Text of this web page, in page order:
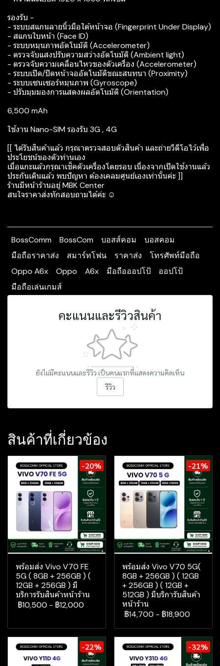
รองรับ -
- ระบบสแกนลายนิ้วมือใต้หน้าจอ (Fingerprint Under Display)
- สแกนใบหน้า (Face ID)
- ระบบหมุนภาพอัตโนมัติ (Accelerometer)
- ตรวจจับแสงปรับความสว่างอัตโนมัติ (Ambient light)
- ตรวจจับความเคลื่อนไหวของตัวเครื่อง (Accelerometer)
- ระบบเปิด/ปิดหน้าจออัตโนมัติขณะสนทนา (Proximity)
- ระบบเซนเซอร์หมุนภาพ (Gyroscope)
- ปรับมุมมองการแสดงผลอัตโนมัติ (Orientation)
6,500 mAh
ใช้งาน Nano-SIM รองรับ 3G , 4G
[[ ได้รับสินค้าแล้ว กรุณาตรวจสอบตัวสินค้า และถ่ายวีดีโอไว้เพื่อ
ประโยชน์ของตัวท่านเอง
เมื่อแกะแล้วกรุณาเช็คตัวเครื่องโดยรอบ เนื่องจากเปิดใช้งานแล้ว
ประกันเดินแล้ว พบปัญหา ต้องเคลมศูนย์เองเท่านั้นค่ะ ]]
ร้านมีหน้าร้านอยู่ MBK Center
สนใจราคาส่งทักสอบถามได้ค่ะ ☺️
BossComm BossCom บอสส์คอม
บอสคอม
มือถือราคาส่ง
สมาร์ทโฟน ราคาส่ง
โทรศัพท์มือถือ
Oppo A6x
Oppo A6x มือถือออปโป้
ออปโป้
มือถือเล่นเกมส์
คะแนนและรีวิวสินค้า
ยังไม่มีคะแนนและรีวิว เป็นคนแรกที่แสดงความคิดเห็น
รีวิว
สินค้าที่เกี่ยวข้อง
-20%
พร้อมส่ง Vivo V70 FE
5G ( 8GB + 256GB ) (
12GB + 256GB ) มี
บริการรับสินค้าหน้าร้าน
฿10,500 - ฿12,000
-21%
พร้อมส่ง Vivo V70 5G(
8GB + 256GB ) ( 12GB
+ 256GB ) ( 12GB +
512GB ) มีบริการับสินค้า
หน้าร้าน
฿14,700 - ฿18,900
-22% -32%